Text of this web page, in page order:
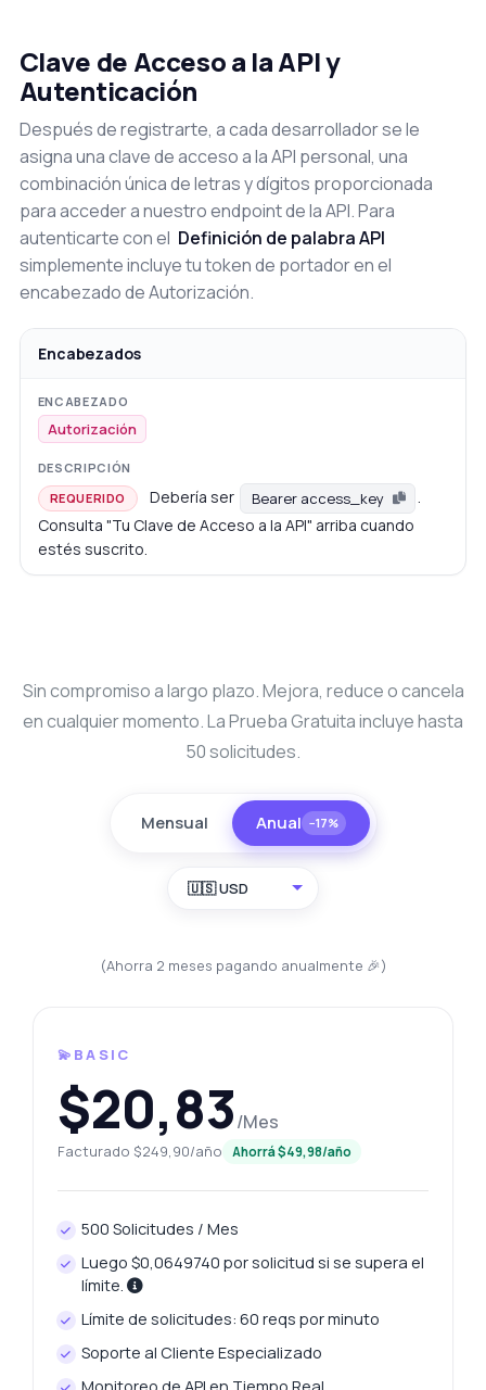
Clave de Acceso a la API y
Autenticación
Después de registrarte, a cada desarrollador se le
asigna una clave de acceso a la API personal, una
combinación única de letras y dígitos proporcionada
para acceder a nuestro endpoint de la API. Para
autenticarte con el Definición de palabra API
simplemente incluye tu token de portador en el
encabezado de Autorización.
Encabezados
Autorización
REQUERIDO Debería ser Bearer access_key
.
Consulta "Tu Clave de Acceso a la API" arriba cuando
estés suscrito.
Sin compromiso a largo plazo. Mejora, reduce o cancela
en cualquier momento. La Prueba Gratuita incluye hasta
50 solicitudes.
Mensual Anual −17%
🇺🇸 USD
(Ahorra 2 meses pagando anualmente 🎉)
💫BASIC
$20,83/Mes
Facturado $249,90/año Ahorrá $49,98/año
500 Solicitudes / Mes
Luego $0,0649740 por solicitud si se supera el
límite.
Límite de solicitudes: 60 reqs por minuto
Soporte al Cliente Especializado